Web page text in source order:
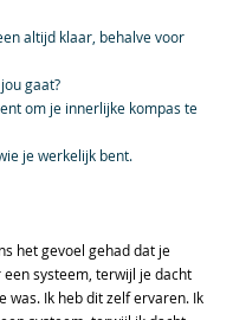
altijd klaar, behalve voor
gaat?
om je innerlijke kompas te
je werkelijk bent.
het gevoel gehad dat je
systeem, terwijl je dacht
was. Ik heb dit zelf ervaren. Ik